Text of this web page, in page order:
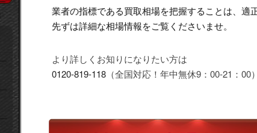
業者の指標である買取相場を把握することは、適
先ずは詳細な相場情報をご覧くださいませ。
より詳しくお知りになりたい方は
0120-819-118（全国対応！年中無休9：00-21：00